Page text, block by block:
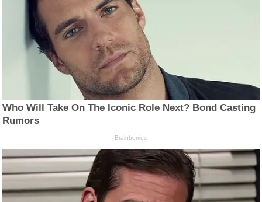
Who Will Take On The Iconic Role Next? Bond Casting
Rumors
Brainberries